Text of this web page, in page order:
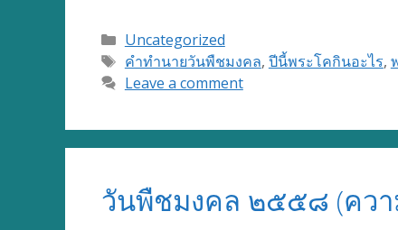
Categories
Uncategorized
Tags
คำทำนายวันพืชมงคล, ปีนี้พระโคกินอะไร,
Leave a comment
วันพืชมงคล ๒๕๕๘ (ควา